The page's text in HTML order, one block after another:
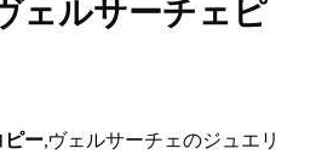
ェルサーチェピ
ピー,ヴェルサーチェのジュエリ